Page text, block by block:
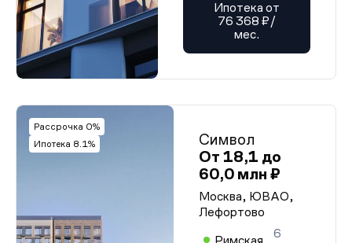
Ипотека от
76 368 ₽/
мес.
Рассрочка 0%
Ипотека 8.1%
Символ
От 18,1 до
60,0 млн ₽
Москва, ЮВАО,
Лефортово
Римская
6